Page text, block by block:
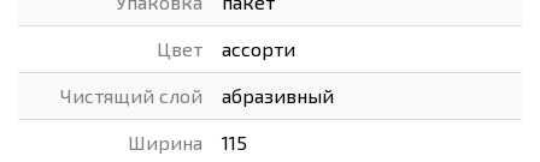
Цвет ассорти
Чистящий слой абразивный
Ширина 115